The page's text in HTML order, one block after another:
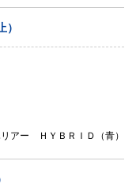
アー ＨＹＢＲＩＤ（青）